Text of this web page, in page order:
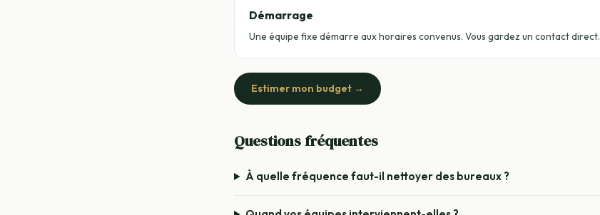
Démarrage
Une équipe fixe démarre aux horaires convenus. Vous gardez un contact direct.
Estimer mon budget →
Questions fréquentes
À quelle fréquence faut-il nettoyer des bureaux ?